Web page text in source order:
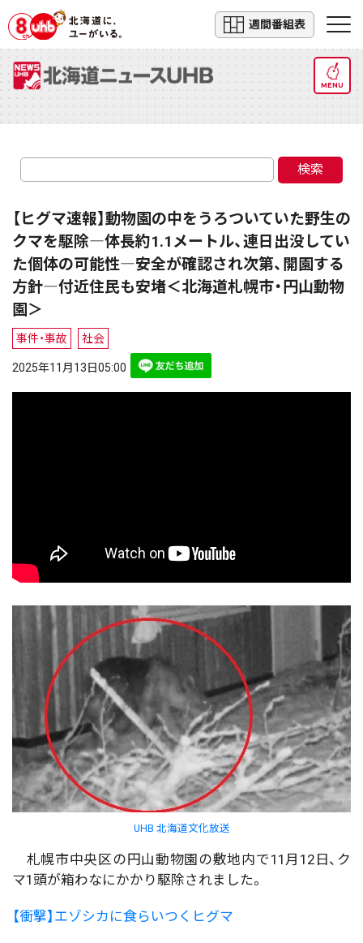
週間番組表
MENU
検索
【ヒグマ速報】動物園の中をうろついていた野生の
クマを駆除―体長約1.1メートル、連日出没してい
た個体の可能性―安全が確認され次第、開園する
方針―付近住民も安堵＜北海道札幌市・円山動物
園＞
事件・事故 社会
2025年11月13日05:00
UHB 北海道文化放送
札幌市中央区の円山動物園の敷地内で11月12日、ク
マ1頭が箱わなにかかり駆除されました。
【衝撃】エゾシカに食らいつくヒグマ